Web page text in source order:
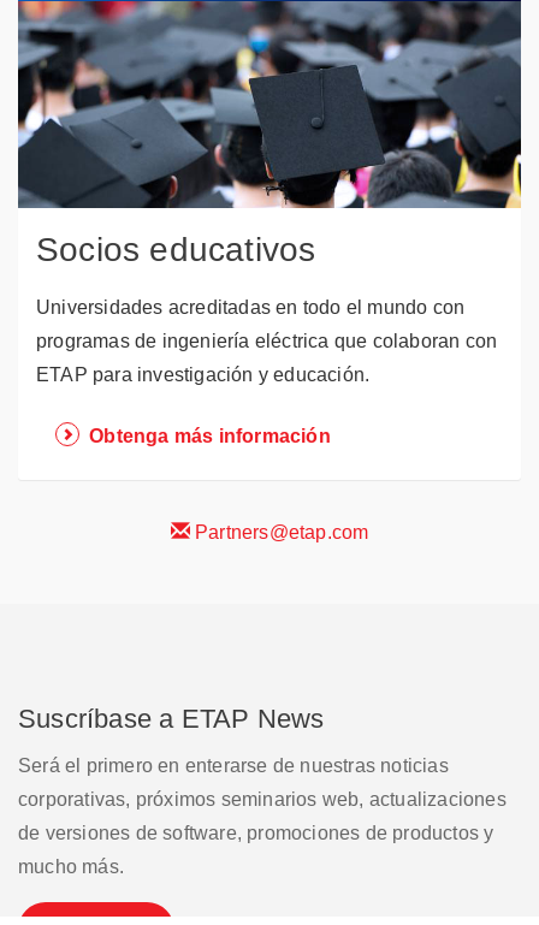
Socios educativos
Universidades acreditadas en todo el mundo con
programas de ingeniería eléctrica que colaboran con
ETAP para investigación y educación.
Obtenga más información
Partners@etap.com
Suscríbase a ETAP News
Será el primero en enterarse de nuestras noticias
corporativas, próximos seminarios web, actualizaciones
de versiones de software, promociones de productos y
mucho más.